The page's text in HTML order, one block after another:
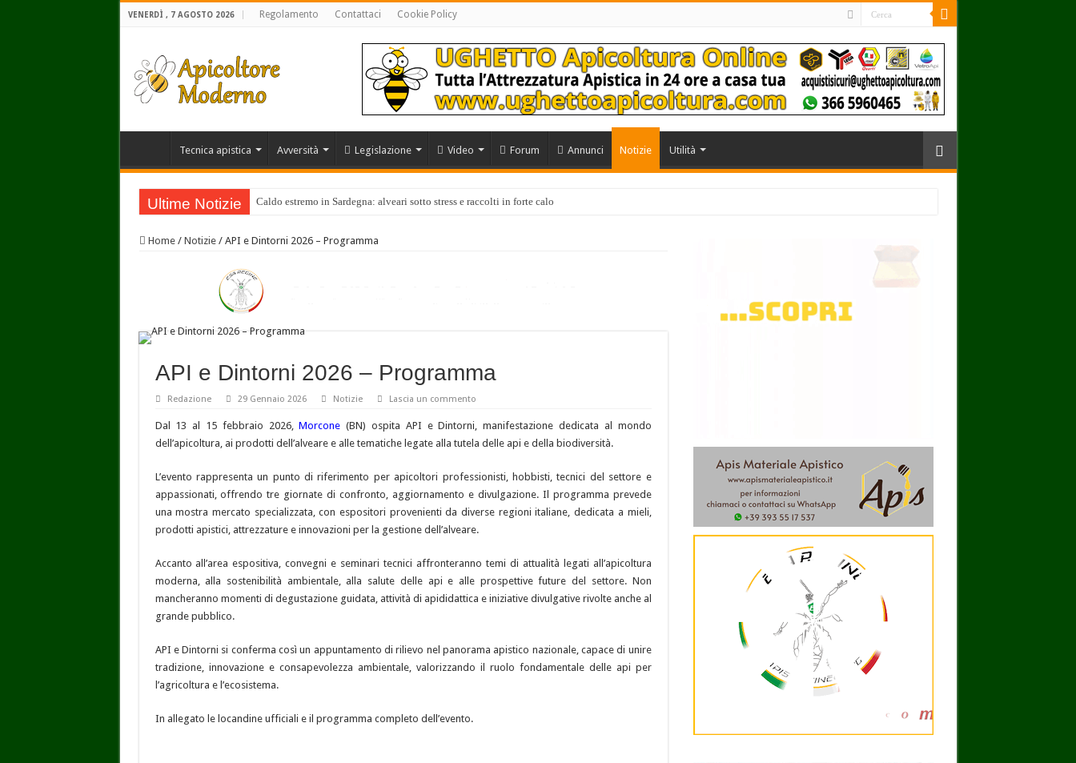
VENERDÌ , 7 AGOSTO 2026 Regolamento Contattaci Cookie Policy
Tecnica apistica Avversità Legislazione Video Forum Annunci Notizie Utilità
Ultime Notizie Caldo estremo in Sardegna: alveari sotto stress e raccolti in forte calo
Home / Notizie / API e Dintorni 2026 – Programma
API e Dintorni 2026 – Programma
Redazione 29 Gennaio 2026 Notizie Lascia un commento
Dal 13 al 15 febbraio 2026,Morcone (BN) ospita API e Dintorni, manifestazione dedicata al mondo
dell’apicoltura, ai prodotti dell’alveare e alle tematiche legate alla tutela delle api e della biodiversità.
L’evento rappresenta un punto di riferimento per apicoltori professionisti, hobbisti, tecnici del settore e
appassionati, offrendo tre giornate di confronto, aggiornamento e divulgazione. Il programma prevede
una mostra mercato specializzata, con espositori provenienti da diverse regioni italiane, dedicata a mieli,
prodotti apistici, attrezzature e innovazioni per la gestione dell’alveare.
Accanto all’area espositiva, convegni e seminari tecnici affronteranno temi di attualità legati all’apicoltura
moderna, alla sostenibilità ambientale, alla salute delle api e alle prospettive future del settore. Non
mancheranno momenti di degustazione guidata, attività di apididattica e iniziative divulgative rivolte anche al
grande pubblico.
API e Dintorni si conferma così un appuntamento di rilievo nel panorama apistico nazionale, capace di unire
tradizione, innovazione e consapevolezza ambientale, valorizzando il ruolo fondamentale delle api per
l’agricoltura e l’ecosistema.
In allegato le locandine ufficiali e il programma completo dell’evento.